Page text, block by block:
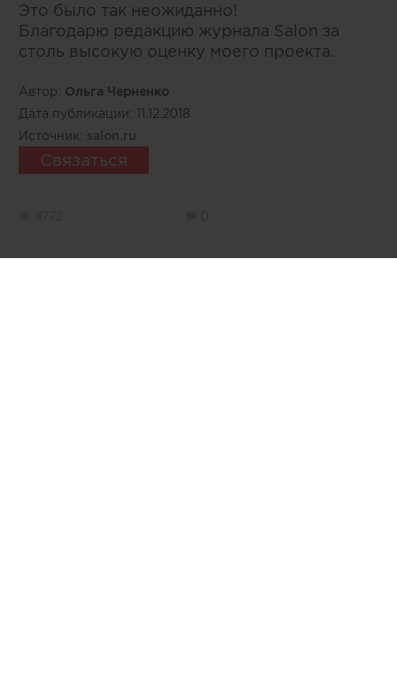
Это было так неожиданно!
Благодарю редакцию журнала Salon за
столь высокую оценку моего проекта.
Автор: Ольга Черненко
Дата публикации: 11.12.2018
Источник: salon.ru
Связаться